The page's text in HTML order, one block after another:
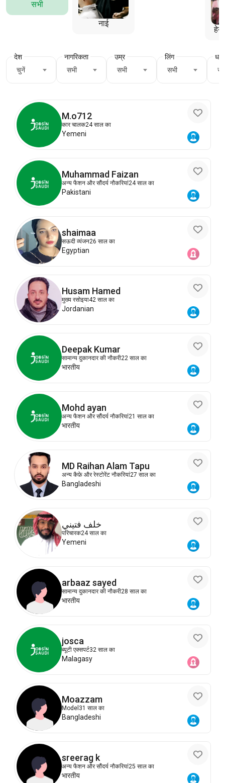
सभी
नाई
देश
चुनें
नागरिकता
सभी
उम्र
सभी
लिंग
सभी
धर्म
M.o712
कार चालक24 साल का
Yemeni
Muhammad Faizan
अन्य फैशन और सौंदर्य नौकरियां24 साल का
Pakistani
shaimaa
सऊदी व्यंजन26 साल का
Egyptian
Husam Hamed
मुख्य रसोइया42 साल का
Jordanian
Deepak Kumar
सामान्य दुकानदार की नौकरी22 साल का
भारतीय
Mohd ayan
अन्य फैशन और सौंदर्य नौकरियां21 साल का
भारतीय
MD Raihan Alam Tapu
अन्य कैफ़े और रेस्टोरेंट नौकरियां27 साल का
Bangladeshi
خلف فتيني
परिचारक24 साल का
Yemeni
arbaaz sayed
सामान्य दुकानदार की नौकरी28 साल का
भारतीय
josca
ब्यूटी एक्सपर्ट32 साल का
Malagasy
Moazzam
Model 31 साल का
Bangladeshi
sreerag k
अन्य फैशन और सौंदर्य नौकरियां25 साल का
भारतीय